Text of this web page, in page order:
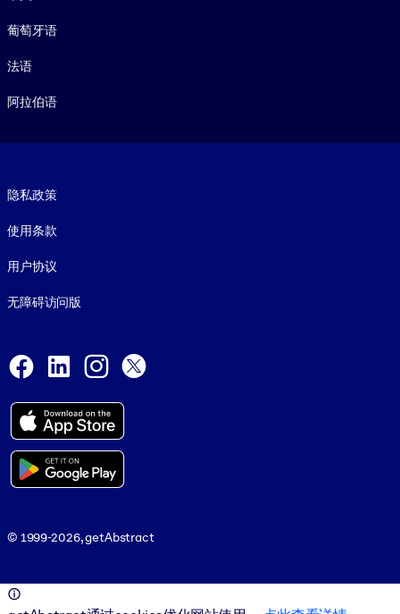
葡萄牙语
法语
阿拉伯语
隐私政策
使用条款
用户协议
无障碍访问版
Facebook
LinkedInInstagram
© 1999-2026, getAbstract